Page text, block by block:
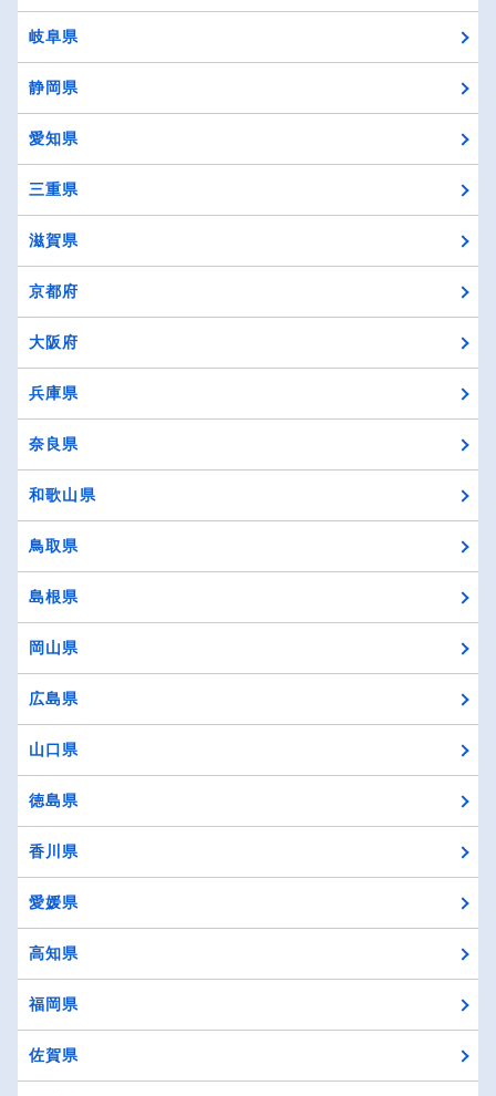
岐阜県
静岡県
愛知県
三重県
滋賀県
京都府
大阪府
兵庫県
奈良県
和歌山県
鳥取県
島根県
岡山県
広島県
山口県
徳島県
香川県
愛媛県
高知県
福岡県
佐賀県